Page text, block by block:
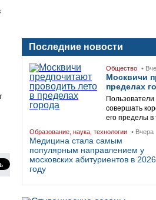
Последние новости
Общество •
Москвичи
пределах
совершать
его пределы в
Образование, наука, технологии • Вчера
Медицина стала самым
популярным направлением у
московских абитуриентов в 2026
году